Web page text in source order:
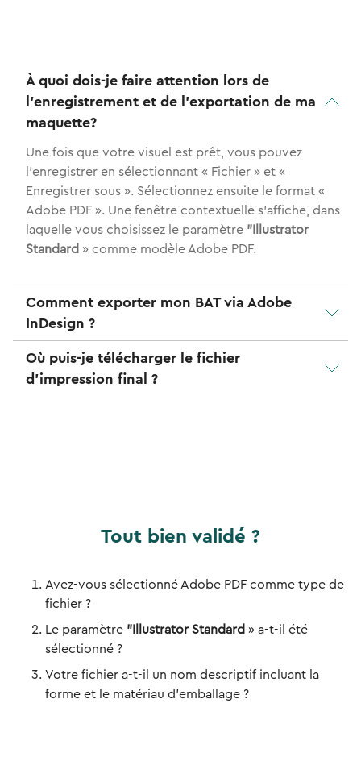
À quoi dois-je faire attention lors de
l'enregistrement et de l'exportation de ma
maquette?
Une fois que votre visuel est prêt, vous pouvez
l'enregistrer en sélectionnant « Fichier » et «
Enregistrer sous ». Sélectionnez ensuite le format «
Adobe PDF ». Une fenêtre contextuelle s'affiche, dans
laquelle vous choisissez le paramètre "Illustrator
Standard » comme modèle Adobe PDF.
Comment exporter mon BAT via Adobe
InDesign ?
Où puis-je télécharger le fichier
d'impression final ?
Tout bien validé ?
Avez-vous sélectionné Adobe PDF comme type de
fichier ?
Le paramètre "Illustrator Standard » a-t-il été
sélectionné ?
Votre fichier a-t-il un nom descriptif incluant la
forme et le matériau d'emballage ?